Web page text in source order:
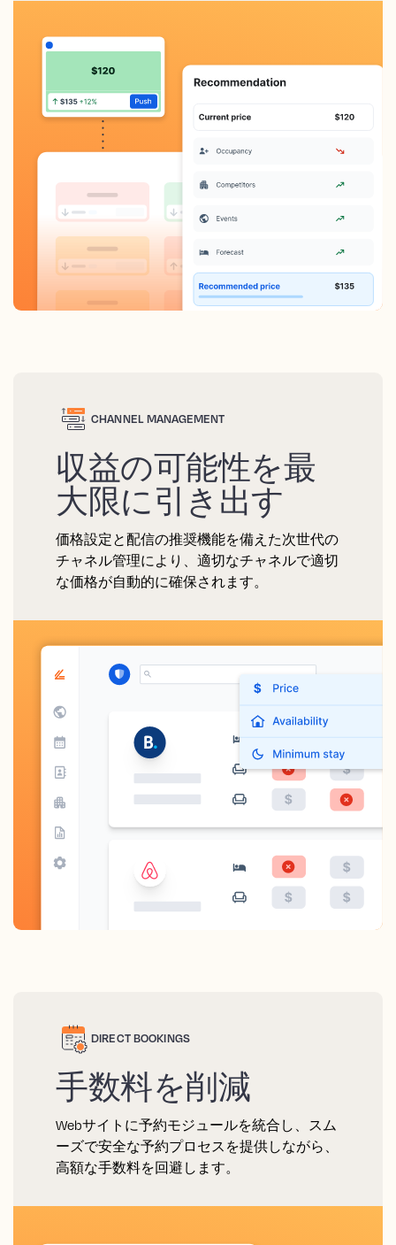
CHANNEL MANAGEMENT
収益の可能性を最
大限に引き出す
価格設定と配信の推奨機能を備えた次世代の
チャネル管理により、適切なチャネルで適切
な価格が自動的に確保されます。
DIRECT BOOKINGS
手数料を削減
Webサイトに予約モジュールを統合し、スム
ーズで安全な予約プロセスを提供しながら、
高額な手数料を回避します。